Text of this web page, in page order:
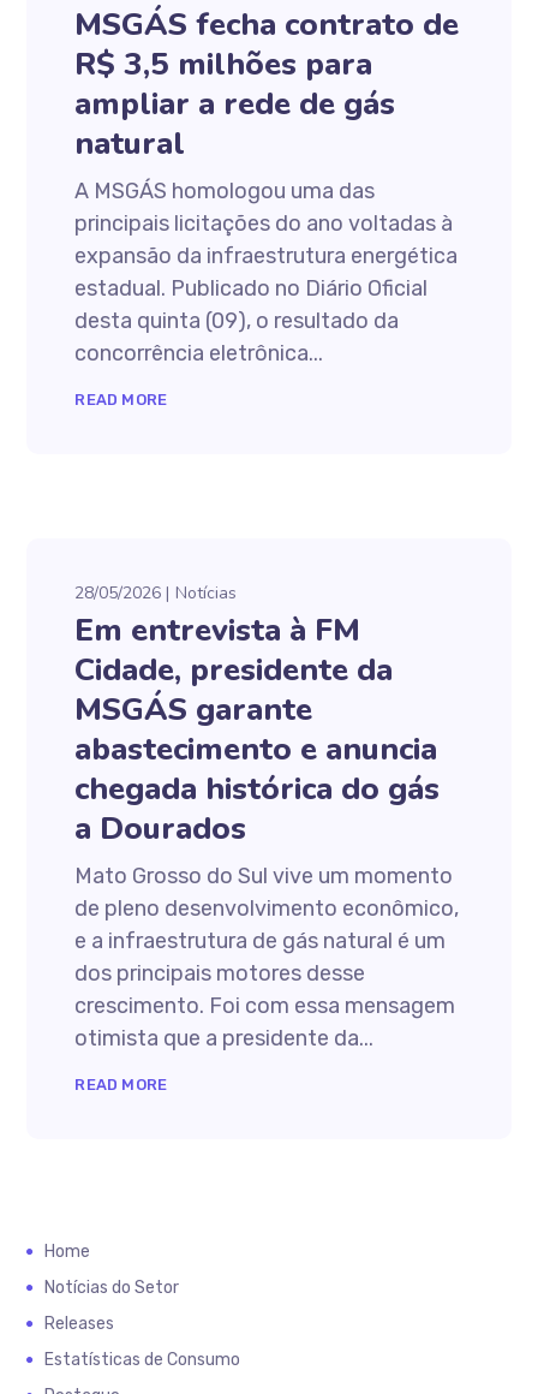
MSGÁS fecha contrato de
R$ 3,5 milhões para
ampliar a rede de gás
natural
A MSGÁS homologou uma das
principais licitações do ano voltadas à
expansão da infraestrutura energética
estadual. Publicado no Diário Oficial
desta quinta (09), o resultado da
concorrência eletrônica...
READ MORE
28/05/2026 Notícias
Em entrevista à FM
Cidade, presidente da
MSGÁS garante
abastecimento e anuncia
chegada histórica do gás
a Dourados
Mato Grosso do Sul vive um momento
de pleno desenvolvimento econômico,
e a infraestrutura de gás natural é um
dos principais motores desse
crescimento. Foi com essa mensagem
otimista que a presidente da...
READ MORE
Home
Notícias do Setor
Releases
Estatísticas de Consumo